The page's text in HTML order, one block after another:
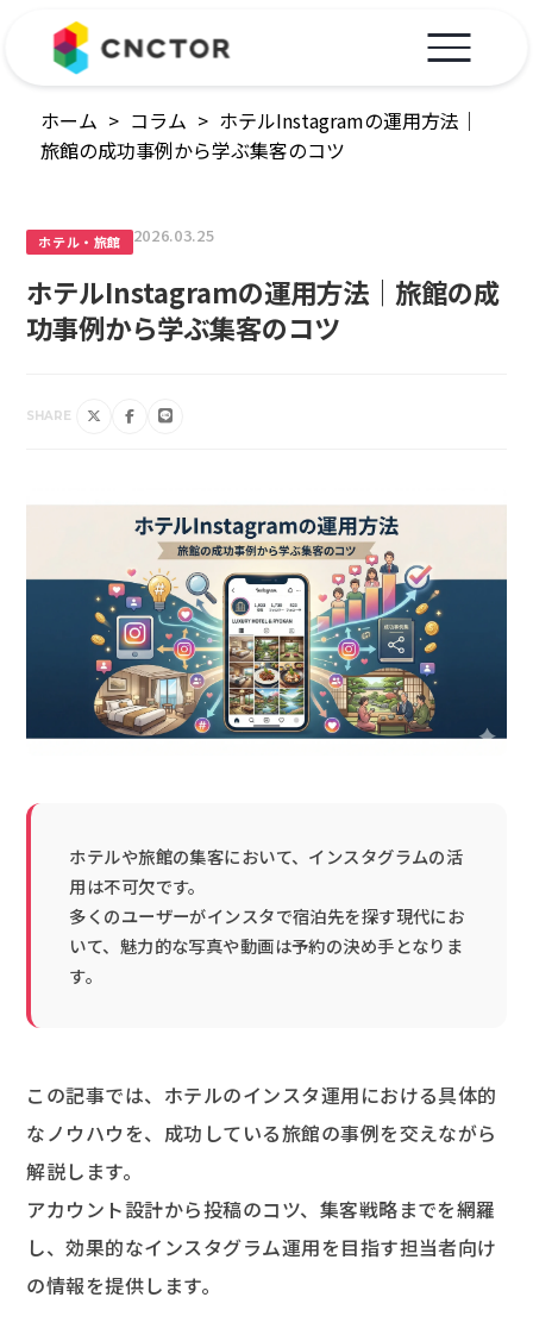
ホーム > コラム > ホテルInstagramの運用方法｜
旅館の成功事例から学ぶ集客のコツ
ホテル・旅館 2026.03.25
ホテルInstagramの運用方法｜旅館の成
功事例から学ぶ集客のコツ
SHARE
ホテルや旅館の集客において、インスタグラムの活
用は不可欠です。
多くのユーザーがインスタで宿泊先を探す現代にお
いて、魅力的な写真や動画は予約の決め手となりま
す。
この記事では、ホテルのインスタ運用における具体的
なノウハウを、成功している旅館の事例を交えながら
解説します。
アカウント設計から投稿のコツ、集客戦略までを網羅
し、効果的なインスタグラム運用を目指す担当者向け
の情報を提供します。